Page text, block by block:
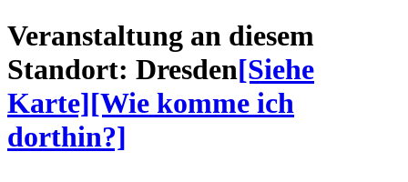
Veranstaltung an diesem
Standort: Dresden[Siehe
Karte][Wie komme ich
dorthin?]